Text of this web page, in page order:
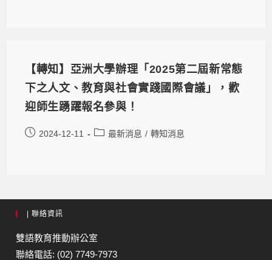
【轉知】亞洲大學辦理「2025第二屆新常態
下之人文、教育與社會實踐國際會議」，歡
迎師生踴躍報名參與！
2024-12-11 最新消息 / 轉知消息
| 聯絡資訊
雙語教育推動辦公室
聯絡電話: (02) 7749-7973